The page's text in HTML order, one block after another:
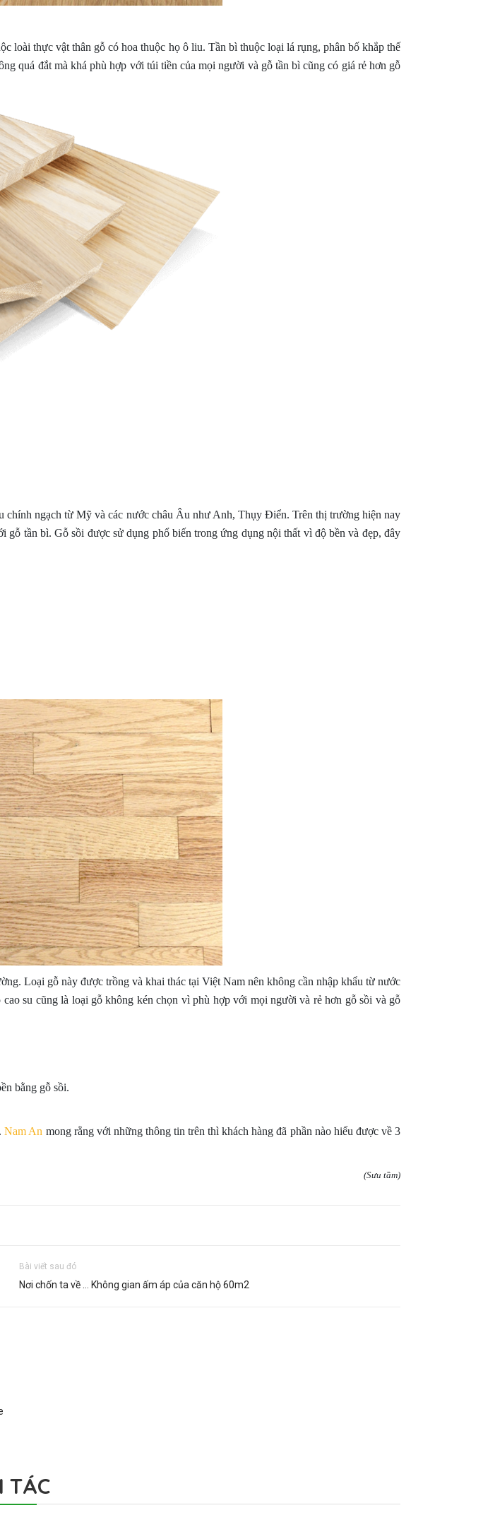
thực vật thân gỗ có hoa thuộc họ ô liu. Tần bì thuộc loại lá rụng, phân bố khắp thế
quá đắt mà khá phù hợp với túi tiền của mọi người và gỗ tần bì cũng có giá rẻ hơn gỗ
ngạch từ Mỹ và các nước châu Âu như Anh, Thụy Điển. Trên thị trường hiện nay
tần bì. Gỗ sồi được sử dụng phổ biến trong ứng dụng nội thất vì độ bền và đẹp, đây
Loại gỗ này được trồng và khai thác tại Việt Nam nên không cần nhập khẩu từ nước
su cũng là loại gỗ không kén chọn vì phù hợp với mọi người và rẻ hơn gỗ sồi và gỗ
bằng gỗ sồi.
Nam An mong rằng với những thông tin trên thì khách hàng đã phần nào hiểu được về 3
(Sưu tầm)
Bài viết sau đó
Nơi chốn ta về … Không gian ấm áp của căn hộ 60m2
TÁC